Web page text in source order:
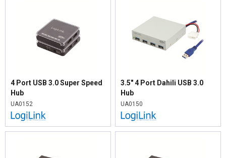
4 Port USB 3.0 Super Speed
Hub
UA0152
3.5" 4 Port Dahili USB 3.0
Hub
UA0150